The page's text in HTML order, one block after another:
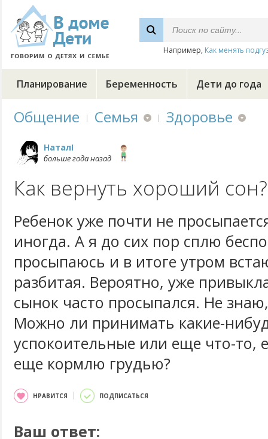
Например, Как менять
Планирование Беременность Дети до года
Общение Семья Здоровье
НаталI
больше года назад
Как вернуть хороший сон?
Ребенок уже почти не
иногда. А я до сих пор сплю
просыпаюсь и в итоге утром
разбитая. Вероятно, уже
сынок часто просыпался. Не
Можно ли принимать какие-
успокоительные или еще что-то,
еще кормлю грудью?
НРАВИТСЯ ПОДПИСАТЬСЯ
Ваш ответ: